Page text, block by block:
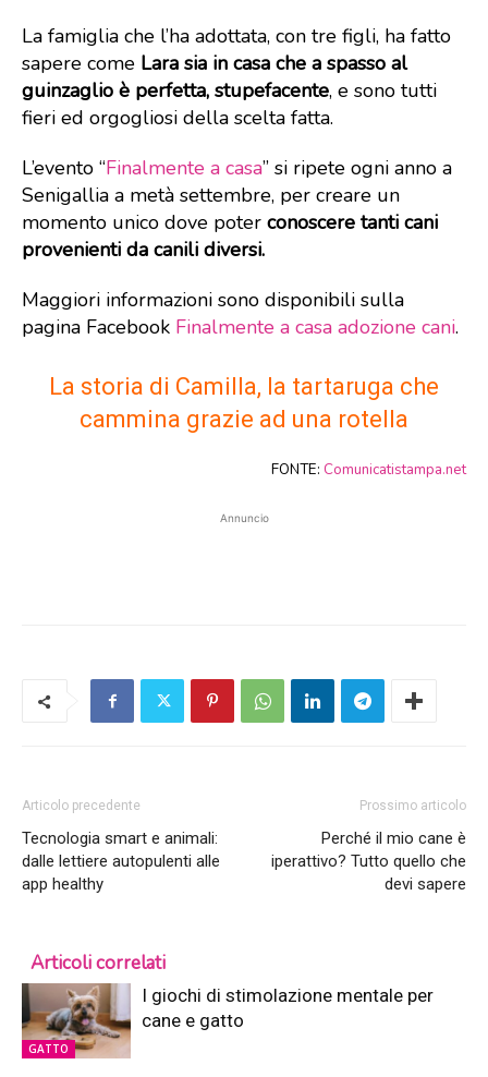
La famiglia che l’ha adottata, con tre figli, ha fatto
sapere come Lara sia in casa che a spasso al
guinzaglio è perfetta, stupefacente, e sono tutti
fieri ed orgogliosi della scelta fatta.
L’evento “Finalmente a casa” si ripete ogni anno a
Senigallia a metà settembre, per creare un
momento unico dove poter conoscere tanti cani
provenienti da canili diversi.
Maggiori informazioni sono disponibili sulla
pagina Facebook Finalmente a casa adozione cani.
La storia di Camilla, la tartaruga che
cammina grazie ad una rotella
FONTE: Comunicatistampa.net
Annuncio
Articolo precedente
Tecnologia smart e animali:
dalle lettiere autopulenti alle
app healthy
Prossimo articolo
Perché il mio cane è
iperattivo? Tutto quello che
devi sapere
Articoli correlati
GATTO
I giochi di stimolazione mentale per
cane e gatto